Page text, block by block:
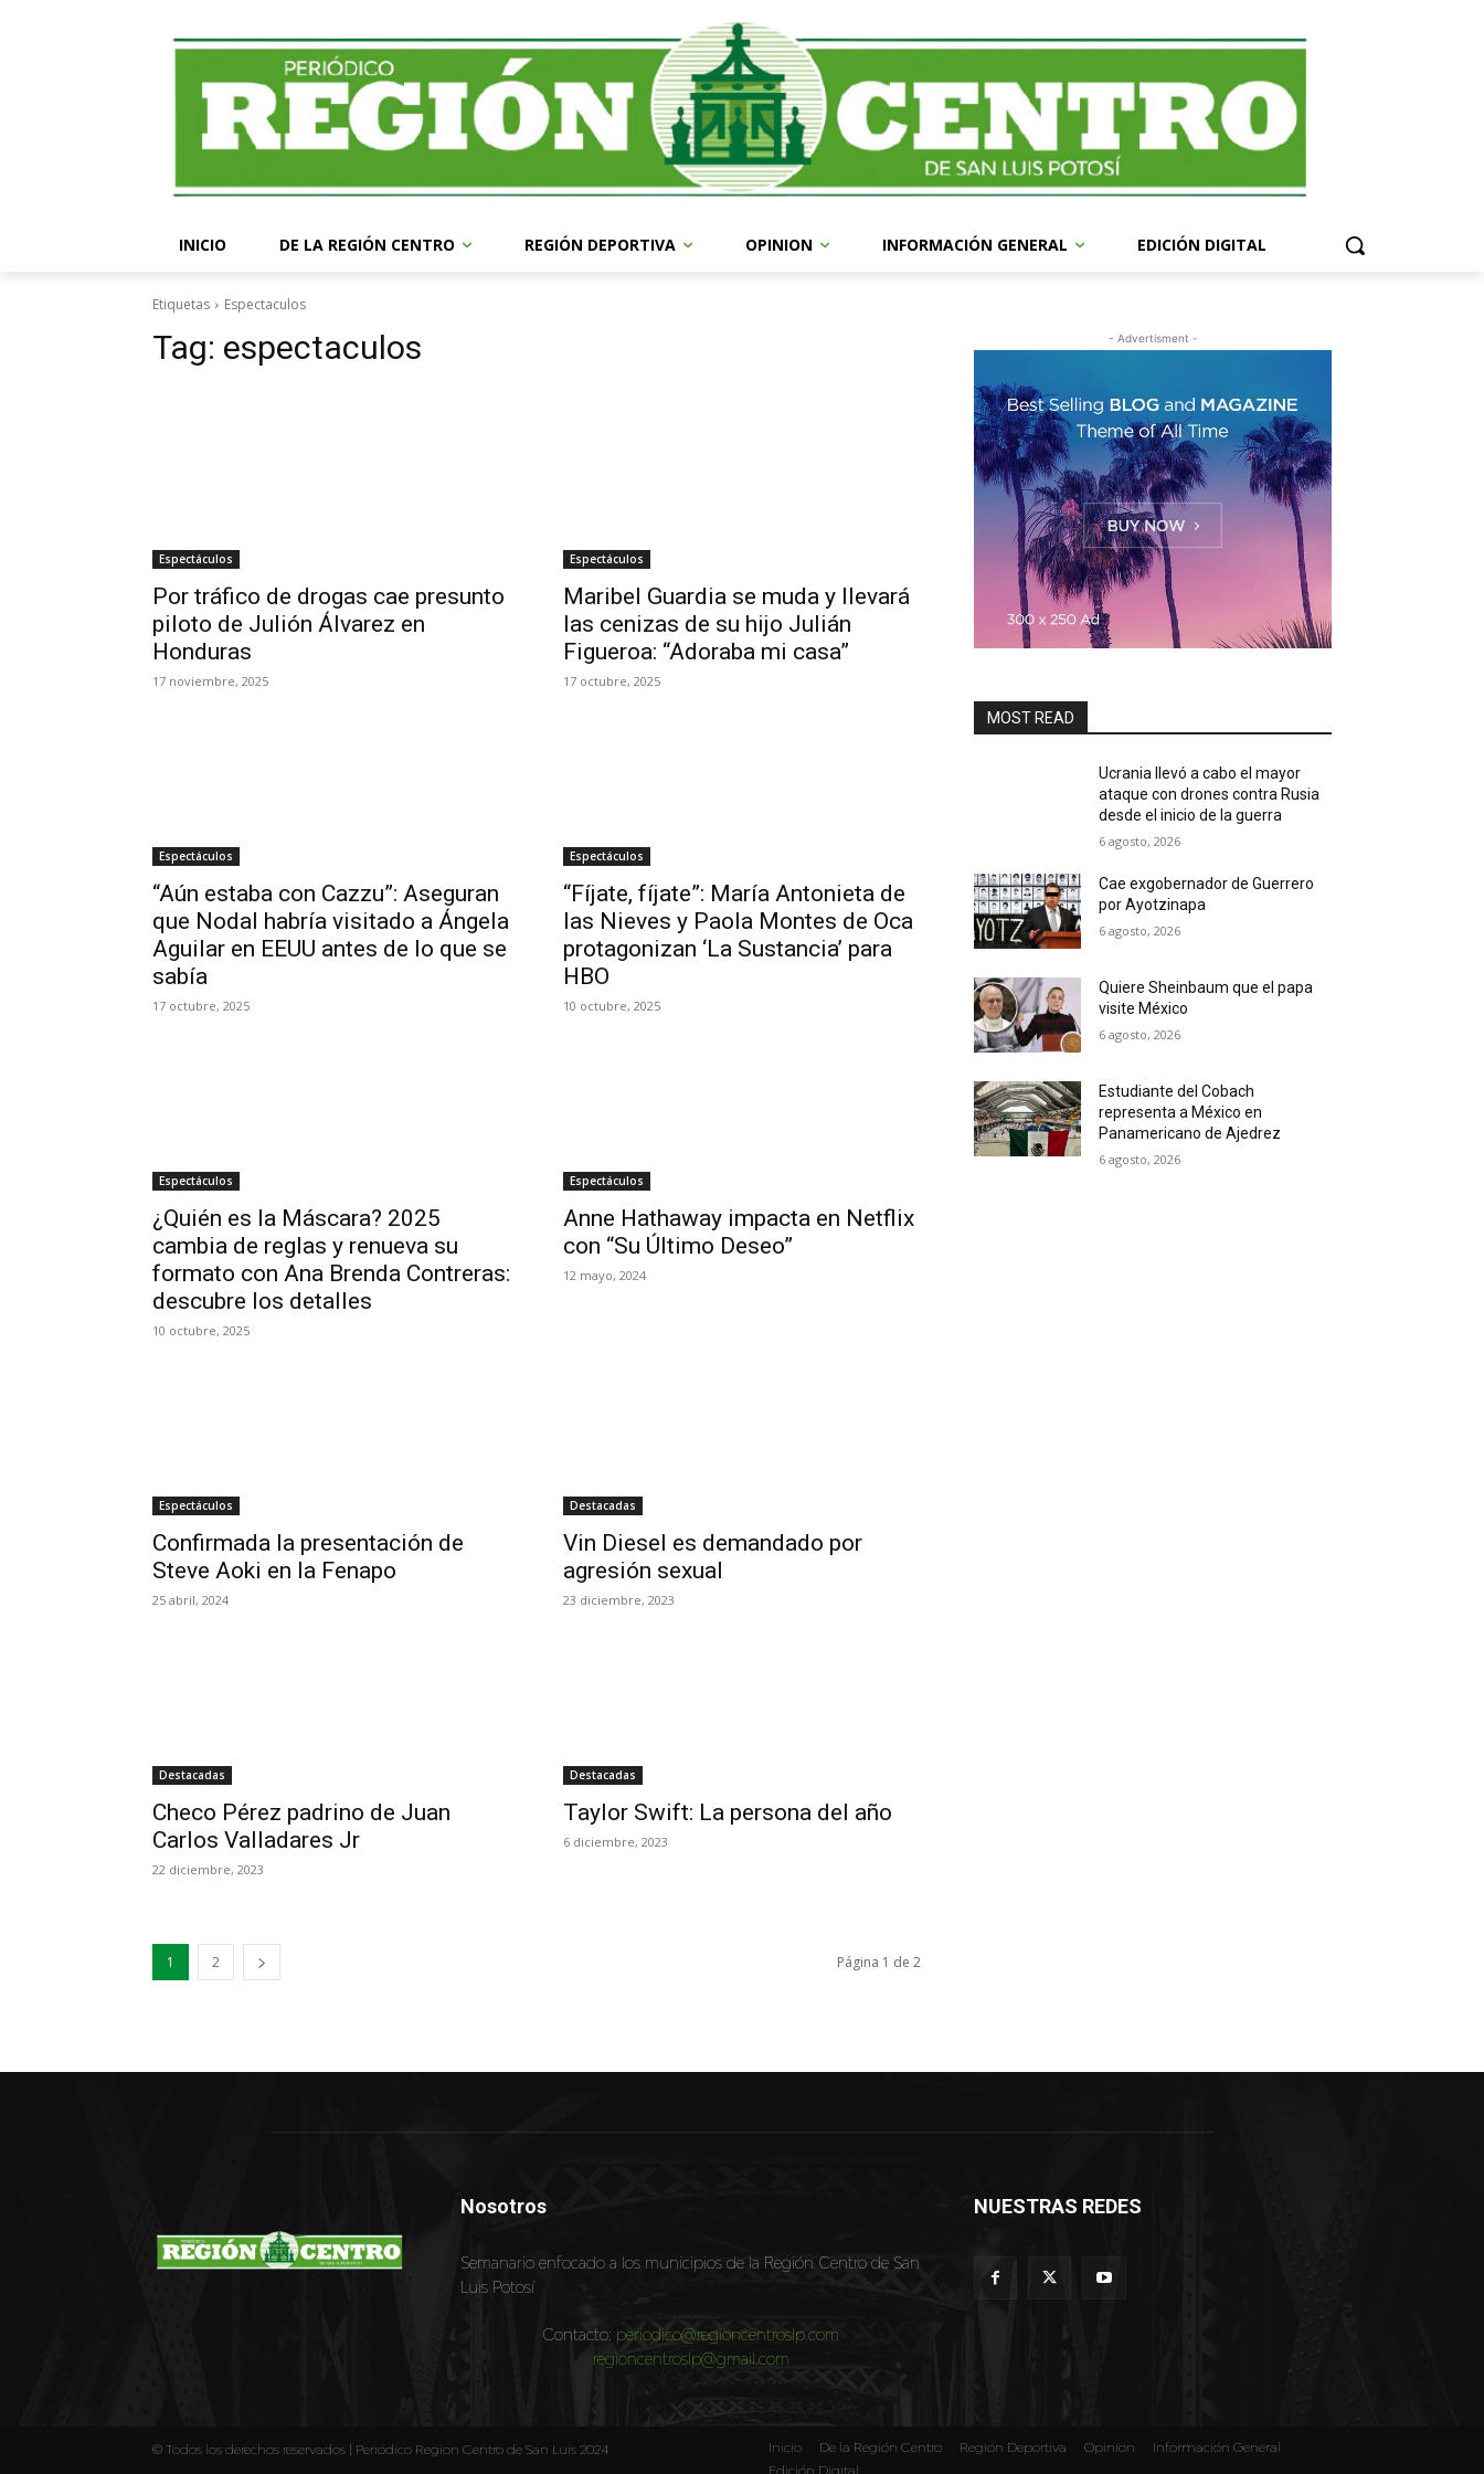
INICIO DE LA REGIÓN CENTRO REGIÓN DEPORTIVA OPINION INFORMACIÓN GENERAL EDICIÓN DIGITAL
Etiquetas Espectaculos
Tag: espectaculos
Espectáculos
Por tráfico de drogas cae presunto
piloto de Julión Álvarez en
Honduras
17 noviembre, 2025
Espectáculos
Maribel Guardia se muda y llevará
las cenizas de su hijo Julián
Figueroa: “Adoraba mi casa”
17 octubre, 2025
Espectáculos
“Aún estaba con Cazzu”: Aseguran
que Nodal habría visitado a Ángela
Aguilar en EEUU antes de lo que se
sabía
17 octubre, 2025
Espectáculos
“Fíjate, fíjate”: María Antonieta de
las Nieves y Paola Montes de Oca
protagonizan ‘La Sustancia’ para
HBO
10 octubre, 2025
Espectáculos
¿Quién es la Máscara? 2025
cambia de reglas y renueva su
formato con Ana Brenda Contreras:
descubre los detalles
10 octubre, 2025
Espectáculos
Anne Hathaway impacta en Netflix
con “Su Último Deseo”
12 mayo, 2024
Espectáculos
Confirmada la presentación de
Steve Aoki en la Fenapo
25 abril, 2024
Destacadas
Vin Diesel es demandado por
agresión sexual
23 diciembre, 2023
Destacadas
Checo Pérez padrino de Juan
Carlos Valladares Jr
22 diciembre, 2023
Destacadas
Taylor Swift: La persona del año
6 diciembre, 2023
1 2 Página 1 de 2
- Advertisment -
MOST READ
Ucrania llevó a cabo el mayor
ataque con drones contra Rusia
desde el inicio de la guerra
6 agosto, 2026
Cae exgobernador de Guerrero
por Ayotzinapa
6 agosto, 2026
Quiere Sheinbaum que el papa
visite México
6 agosto, 2026
Estudiante del Cobach
representa a México en
Panamericano de Ajedrez
6 agosto, 2026
Nosotros
Semanario enfocado a los municipios de la Región Centro de San
Luis Potosí
Contacto: periodico@regioncentroslp.com
regioncentroslp@gmail.com
NUESTRAS REDES
© Todos los derechos reservados | Periódico Region Centro de San Luis 2024 Inicio De la Región Centro Región Deportiva Opinion
Información General
Edición Digital